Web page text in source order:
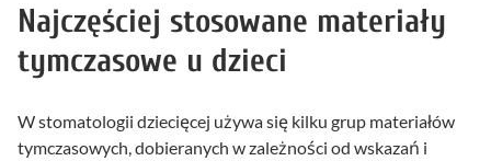
Najczęściej stosowane materiały
tymczasowe u dzieci
W stomatologii dziecięcej używa się kilku grup materiałów
tymczasowych, dobieranych w zależności od wskazań i